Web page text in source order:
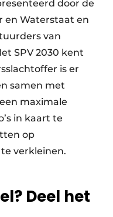
door de
en Waterstaat en
van
SPV 2030 kent
is er
samen met
maximale
in kaart te
op
verkleinen.
Deel het